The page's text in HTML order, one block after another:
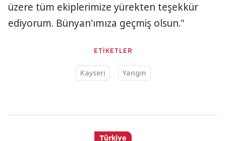
üzere tüm ekiplerimize yürekten teşekkür
ediyorum. Bünyan'ımıza geçmiş olsun."
ETİKETLER
Kayseri Yangın
Türkiye